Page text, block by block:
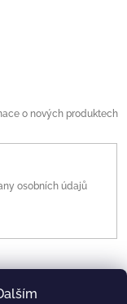
o nových produktech
osobních údajů